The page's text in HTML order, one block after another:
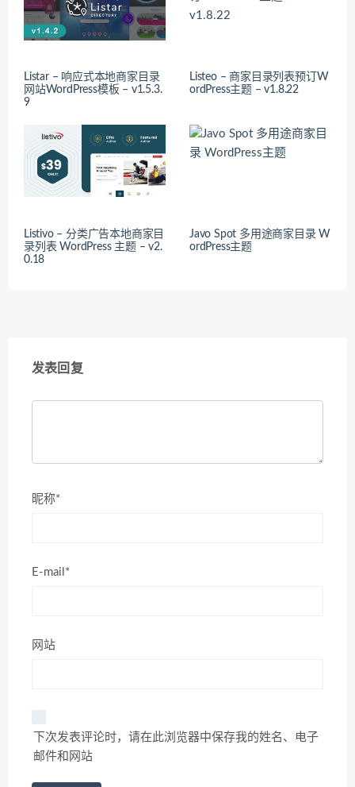
Listar – 响应式本地商家目录
网站WordPress模板 – v1.5.3.
9
Listeo – 商家目录列表预订W
ordPress主题 – v1.8.22
Listivo – 分类广告本地商家目
录列表 WordPress 主题 – v2.
0.18
Javo Spot 多用途商家目录 W
ordPress主题
发表回复
昵称*
E-mail*
网站
下次发表评论时，请在此浏览器中保存我的姓名、电子
邮件和网站